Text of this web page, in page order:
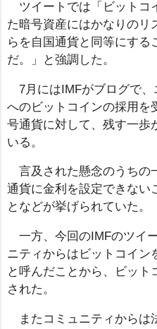
ツイートでは「ビットコ
た暗号資産にはかなりのリ
らを自国通貨と同等にする
だ。」と強調した。
7月にはIMFがブログで
へのビットコインの採用を
号通貨に対して、残す一歩
いる。
言及された懸念のうちの
通貨に金利を設定できない
となどが挙げられていた。
一方、今回のIMFのツイ
ニティからはビットコイン
と呼んだことから、ビッ
された。
またコミュニティからは